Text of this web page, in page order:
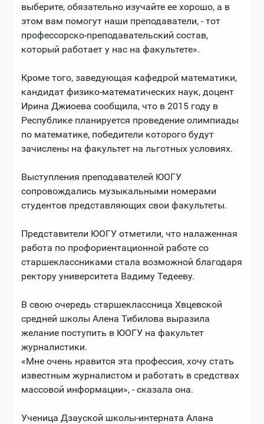
выберите, обязательно изучайте ее хорошо, а в
этом вам помогут наши преподаватели, - тот
профессорско-преподавательский состав,
который работает у нас на факультете».
Кроме того, заведующая кафедрой математики,
кандидат физико-математических наук, доцент
Ирина Джиоева сообщила, что в 2015 году в
Республике планируется проведение олимпиады
по математике, победители которого будут
зачислены на факультет на льготных условиях.
Выступления преподавателей ЮОГУ
сопровождались музыкальными номерами
студентов представляющих свои факультеты.
Представители ЮОГУ отметили, что налаженная
работа по профориентационной работе со
старшеклассниками стала возможной благодаря
ректору университета Вадиму Тедееву.
В свою очередь старшеклассница Хвцевской
средней школы Алена Тибилова выразила
желание поступить в ЮОГУ на факультет
журналистики.
«Мне очень нравится эта профессия, хочу стать
известным журналистом и работать в средствах
массовой информации», - сказала она.
Ученица Дзауской школы-интерната Алана